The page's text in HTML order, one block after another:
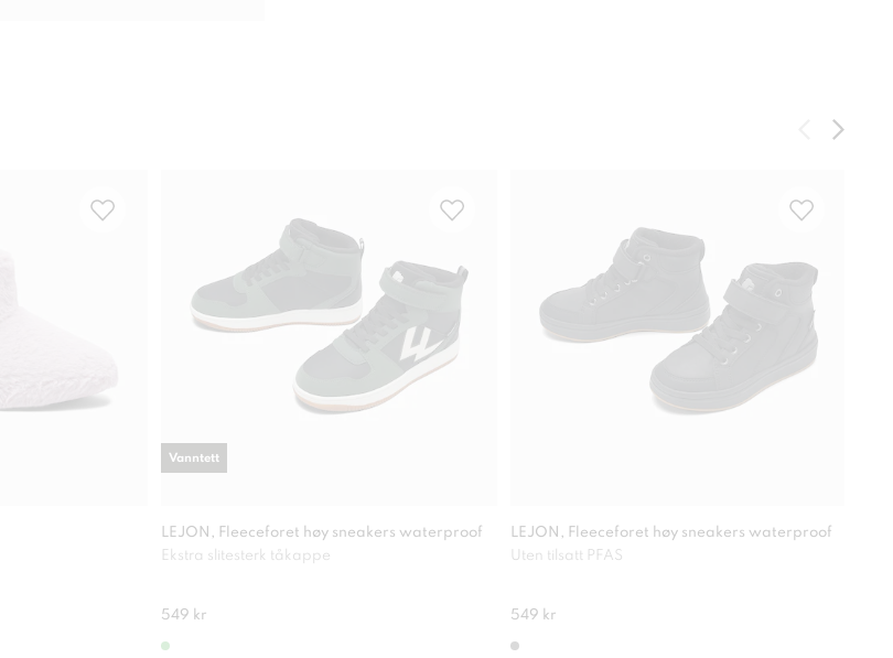
LEJON, Fleeceforet høy sneakers waterproof
Ekstra slitesterk tåkappe
549 kr
Vanntett
LEJON, Fleeceforet høy sneakers waterproof
Uten tilsatt PFAS
549 kr